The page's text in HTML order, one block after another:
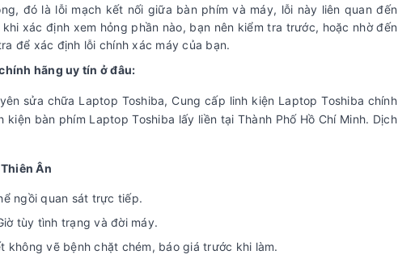
đó là lỗi mạch kết nối giữa bàn phím và máy, lỗi này liên quan đến
xác định xem hỏng phần nào, bạn nên kiểm tra trước, hoặc nhờ đến
để xác định lỗi chính xác máy của bạn.
hãng uy tín ở đâu:
sửa chữa Laptop Toshiba, Cung cấp linh kiện Laptop Toshiba chính
bàn phím Laptop Toshiba lấy liền tại Thành Phố Hồ Chí Minh. Dịch
Ân
ngồi quan sát trực tiếp.
tùy tình trạng và đời máy.
không vẽ bệnh chặt chém, báo giá trước khi làm.